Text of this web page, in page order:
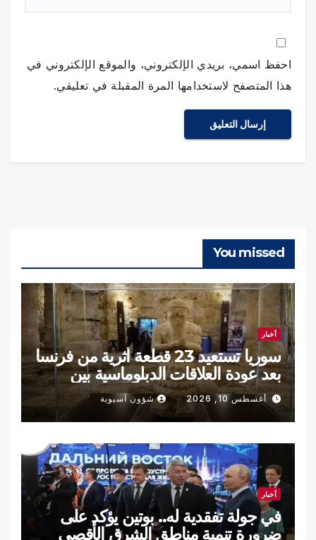
احفظ اسمي، بريدي الإلكتروني، والموقع الإلكتروني في
هذا المتصفح لاستخدامها المرة المقبلة في تعليقي.
You missed
أخبار
سوريا تستعيد 23 قطعة أثرية من فرنسا
بعد عودة العلاقات الدبلوماسية بين
البلدين
أغسطس 10, 2026 شؤون آسيوية
أخبار
في جولة تفقدية له.. بوتين يؤكد على
ضرورة تنمية مناطق الشرق الأقصى